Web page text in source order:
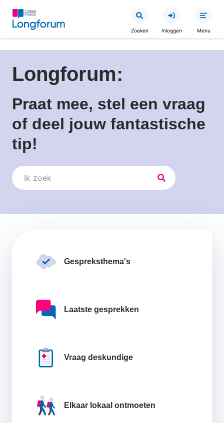
Overslaan
de
gaan
Zoeken Inloggen Menu
Longforum:
Praat mee, stel een vraag
of deel jouw fantastische
tip!
Zoeken
Zoeken
Gespreksthema's
Laatste gesprekken
Vraag deskundige
Elkaar lokaal ontmoeten